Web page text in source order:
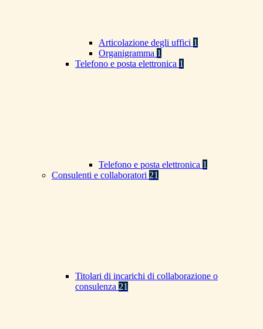
Articolazione degli uffici 1
Organigramma 1
Telefono e posta elettronica 1
Telefono e posta elettronica 1
Consulenti e collaboratori 21
Titolari di incarichi di collaborazione o
consulenza 21